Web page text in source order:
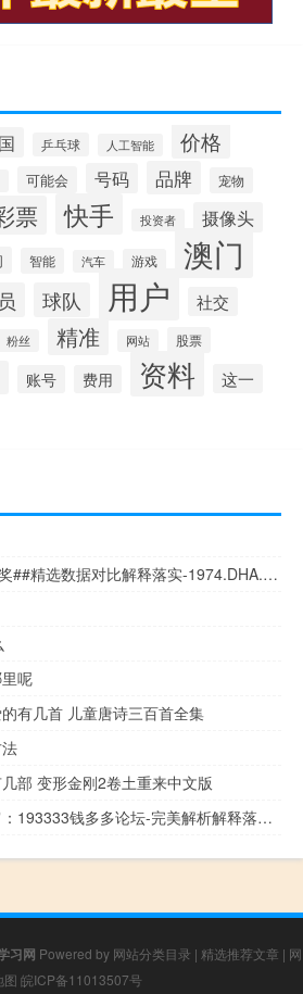
乒乓球 人工智能 价格
可能会 号码 品牌 宠物
票 快手 投资者 摄像头
智能 汽车 游戏 澳门
球队 用户 社交
粉丝 精准 网站 股票
账号 费用 资料 这一
7777788888王中王中奖##精选数据对比解释落实-1974.DHA.124
呢
有几首 儿童唐诗三百首全集
部 变形金刚2卷土重来中文版
澳门一宵一码必中一宵：193333钱多多论坛-完美解析解释落实-3209.CC.159
习网 Powered by 网站分类目录 | 精选推荐文章 | 网
图 皖ICP备11013507号